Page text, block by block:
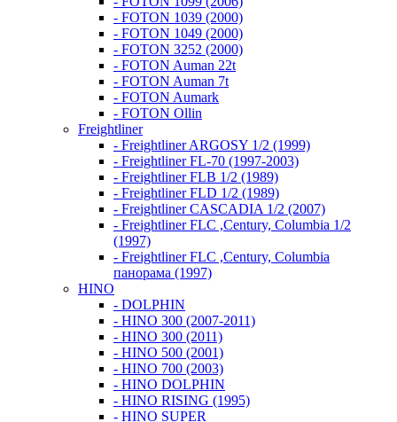
- FOTON 1039 (2000)
- FOTON 1049 (2000)
- FOTON 3252 (2000)
- FOTON Auman 22t
- FOTON Auman 7t
- FOTON Aumark
- FOTON Ollin
Freightliner
- Freightliner ARGOSY 1/2 (1999)
- Freightliner FL-70 (1997-2003)
- Freightliner FLB 1/2 (1989)
- Freightliner FLD 1/2 (1989)
- Freightliner CASCADIA 1/2 (2007)
- Freightliner FLC ,Century, Columbia 1/2
(1997)
- Freightliner FLC ,Century, Columbia
панорама (1997)
HINO
- DOLPHIN
- HINO 300 (2007-2011)
- HINO 300 (2011)
- HINO 500 (2001)
- HINO 700 (2003)
- HINO DOLPHIN
- HINO RISING (1995)
- HINO SUPER